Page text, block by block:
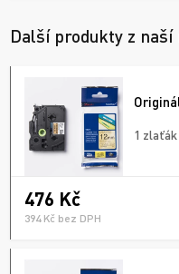
Další produkty z naší
1 zlaťák
476 Kč
394 Kč bez DPH